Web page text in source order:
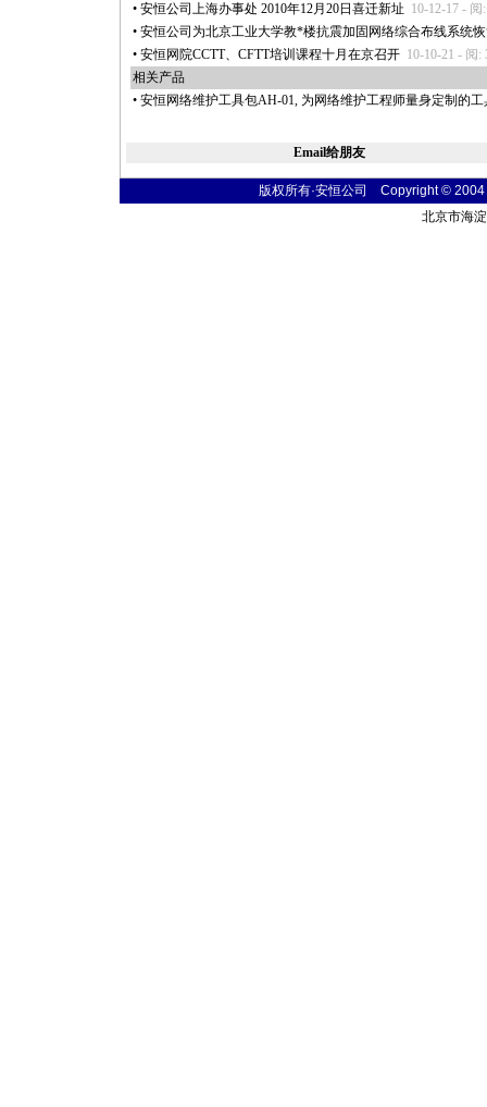
• 安恒公司上海办事处 2010年12月20日喜迁新址 10-12-17 - 阅
• 安恒公司为北京工业大学教*楼抗震加固网络综合布线系统
• 安恒网院CCTT、CFTT培训课程十月在京召开 10-10-21 - 阅:
相关产品
• 安恒网络维护工具包AH-01, 为网络维护工程师量身定制的工
Email给朋友
版权所有·安恒公司 Copyright ©
北京市海